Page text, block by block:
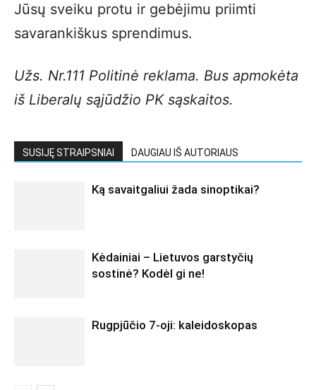
Jūsų sveiku protu ir gebėjimu priimti
savarankiškus sprendimus.
Užs. Nr.111 Politinė reklama. Bus apmokėta
iš Liberalų sąjūdžio PK sąskaitos.
SUSIJĘ STRAIPSNIAI DAUGIAU IŠ AUTORIAUS
Ką savaitgaliui žada sinoptikai?
Kėdainiai – Lietuvos garstyčių
sostinė? Kodėl gi ne!
Rugpjūčio 7-oji: kaleidoskopas